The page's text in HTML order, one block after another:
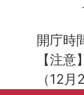
開庁時
【注
（12